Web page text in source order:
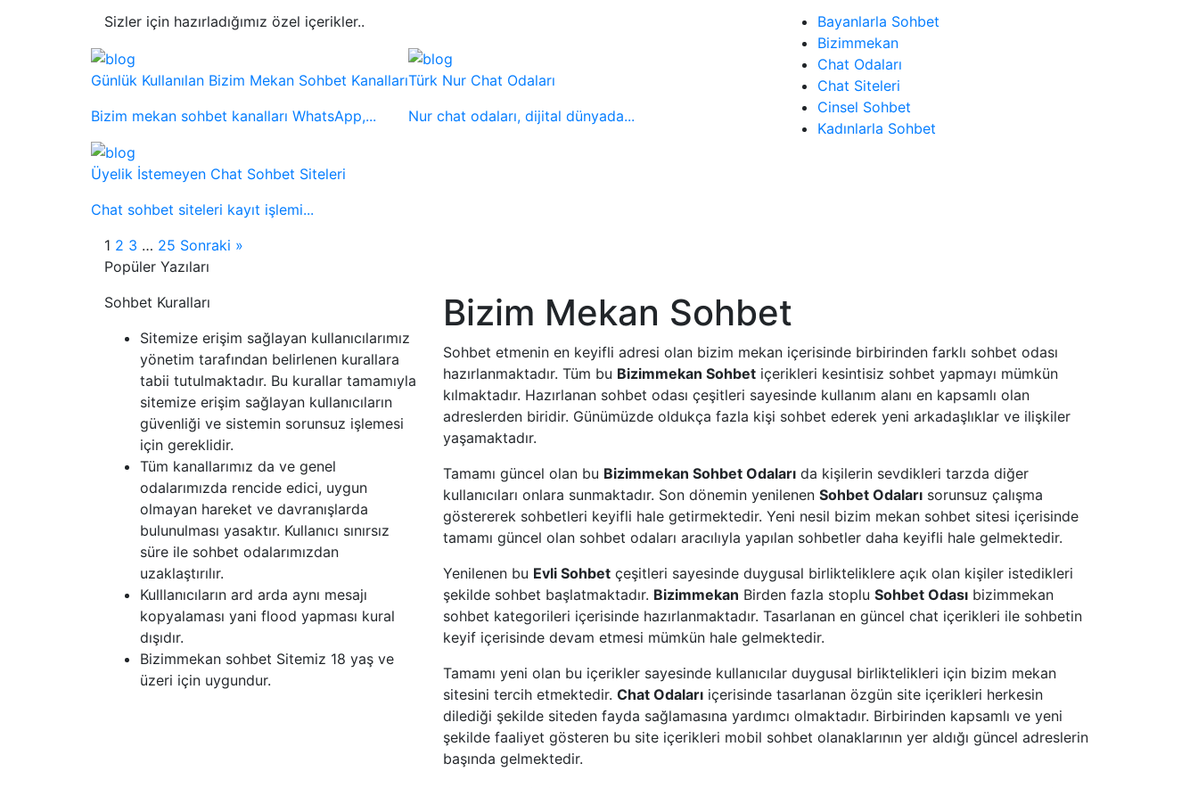
Sizler için hazırladığımız özel içerikler..
Günlük Kullanılan Bizim Mekan Sohbet Kanalları
Bizim mekan sohbet kanalları WhatsApp,...
Türk Nur Chat Odaları
Nur chat odaları, dijital dünyada...
Üyelik İstemeyen Chat Sohbet Siteleri
Chat sohbet siteleri kayıt işlemi...
1 2 3 … 25 Sonraki »
Bayanlarla Sohbet
Bizimmekan
Chat Odaları
Chat Siteleri
Cinsel Sohbet
Kadınlarla Sohbet
Popüler Yazıları
Sohbet Kuralları
Sitemize erişim sağlayan kullanıcılarımız
yönetim tarafından belirlenen kurallara
tabii tutulmaktadır. Bu kurallar tamamıyla
sitemize erişim sağlayan kullanıcıların
güvenliği ve sistemin sorunsuz işlemesi
için gereklidir.
Tüm kanallarımız da ve genel
odalarımızda rencide edici, uygun
olmayan hareket ve davranışlarda
bulunulması yasaktır. Kullanıcı sınırsız
süre ile sohbet odalarımızdan
uzaklaştırılır.
Kulllanıcıların ard arda aynı mesajı
kopyalaması yani flood yapması kural
dışıdır.
Bizimmekan sohbet Sitemiz 18 yaş ve
üzeri için uygundur.
Bizim Mekan Sohbet
Sohbet etmenin en keyifli adresi olan bizim mekan içerisinde birbirinden farklı sohbet odası
hazırlanmaktadır. Tüm bu Bizimmekan Sohbet içerikleri kesintisiz sohbet yapmayı mümkün
kılmaktadır. Hazırlanan sohbet odası çeşitleri sayesinde kullanım alanı en kapsamlı olan
adreslerden biridir. Günümüzde oldukça fazla kişi sohbet ederek yeni arkadaşlıklar ve ilişkiler
yaşamaktadır.
Tamamı güncel olan bu Bizimmekan Sohbet Odaları da kişilerin sevdikleri tarzda diğer
kullanıcıları onlara sunmaktadır. Son dönemin yenilenen Sohbet Odaları sorunsuz çalışma
göstererek sohbetleri keyifli hale getirmektedir. Yeni nesil bizim mekan sohbet sitesi içerisinde
tamamı güncel olan sohbet odaları aracılıyla yapılan sohbetler daha keyifli hale gelmektedir.
Yenilenen bu Evli Sohbet çeşitleri sayesinde duygusal birlikteliklere açık olan kişiler istedikleri
şekilde sohbet başlatmaktadır. Bizimmekan Birden fazla stoplu Sohbet Odası bizimmekan
sohbet kategorileri içerisinde hazırlanmaktadır. Tasarlanan en güncel chat içerikleri ile sohbetin
keyif içerisinde devam etmesi mümkün hale gelmektedir.
Tamamı yeni olan bu içerikler sayesinde kullanıcılar duygusal birliktelikleri için bizim mekan
sitesini tercih etmektedir. Chat Odaları içerisinde tasarlanan özgün site içerikleri herkesin
dilediği şekilde siteden fayda sağlamasına yardımcı olmaktadır. Birbirinden kapsamlı ve yeni
şekilde faaliyet gösteren bu site içerikleri mobil sohbet olanaklarının yer aldığı güncel adreslerin
başında gelmektedir.